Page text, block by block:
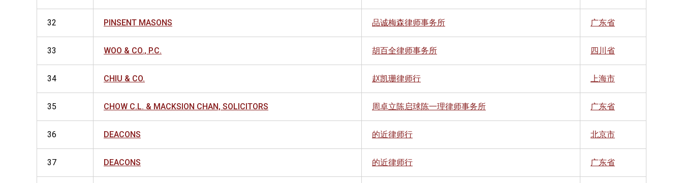
32 PINSENT MASONS 品诚梅森律师事务所 广东省
33 WOO & CO., P.C. 胡百全律师事务所 四川省
34 CHIU & CO. 赵凯珊律师行 上海市
35 CHOW C.L. & MACKSION CHAN, SOLICITORS 周卓立陈启球陈一理律师事务所 广东省
36 DEACONS 的近律师行 北京市
37 DEACONS 的近律师行 广东省